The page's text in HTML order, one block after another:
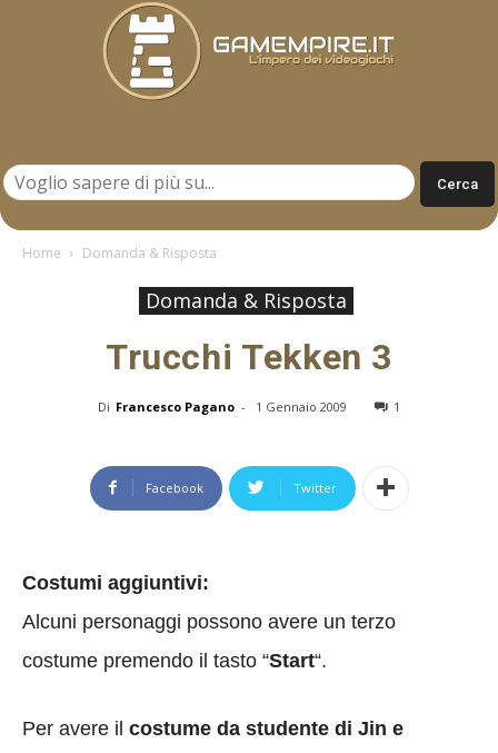
Home Domanda & Risposta
Domanda & Risposta
Trucchi Tekken 3
Di Francesco Pagano - 1 Gennaio 2009 1
Facebook Twitter
Costumi aggiuntivi:
Alcuni personaggi possono avere un terzo
costume premendo il tasto “Start“.
Per avere il costume da studente di Jin e